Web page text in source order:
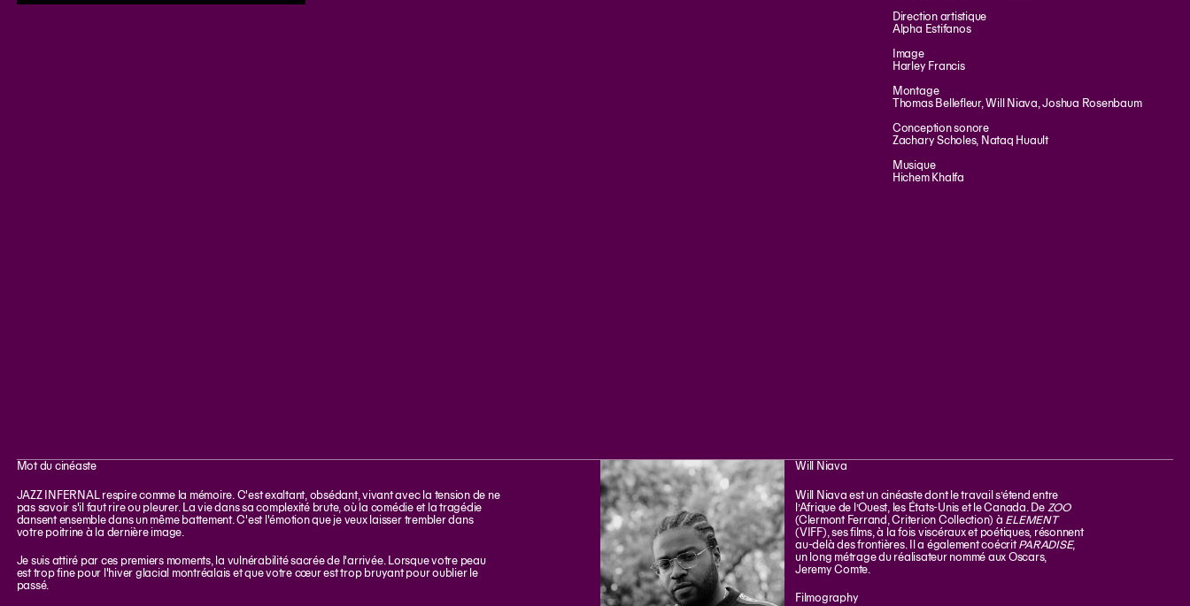
Direction artistique
Alpha Estifanos
Image
Harley Francis
Montage
Thomas Bellefleur, Will Niava, Joshua Rosenbaum
Conception sonore
Zachary Scholes, Nataq Huault
Musique
Hichem Khalfa
Mot du cinéaste
JAZZ INFERNAL respire comme la mémoire. C'est exaltant, obsédant, vivant avec la tension de ne
pas savoir s'il faut rire ou pleurer. La vie dans sa complexité brute, où la comédie et la tragédie
dansent ensemble dans un même battement. C'est l'émotion que je veux laisser trembler dans
votre poitrine à la dernière image.
Je suis attiré par ces premiers moments, la vulnérabilité sacrée de l'arrivée. Lorsque votre peau
est trop fine pour l'hiver glacial montréalais et que votre cœur est trop bruyant pour oublier le
passé.
Will Niava
Will Niava est un cinéaste dont le travail s’étend entre
l’Afrique de l’Ouest, les États-Unis et le Canada. De ZOO
(Clermont ‏Ferrand, Criterion Collection) à ELEMENT
(VIFF), ses films, à la fois viscéraux et poétiques, résonnent
au-delà des frontières. Il a également coécritPARADISE,
un long métrage du réalisateur nommé aux Oscars,
Jeremy Comte.
Filmography